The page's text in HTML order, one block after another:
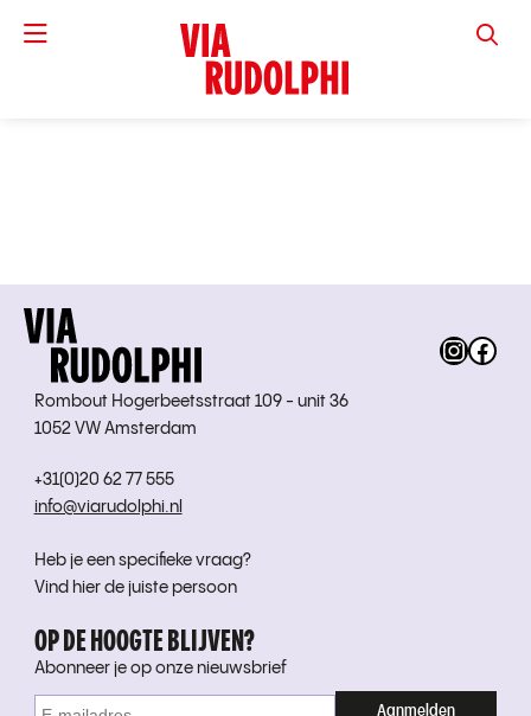
VIA
Rombout Hogerbeetsstraat 109 - unit 36
1052 VW Amsterdam
+31(0)20 62 77 555
info@viarudolphi.nl
Heb je een specifieke vraag?
Vind hier de juiste persoon
OP DE HOOGTE BLIJVEN?
Abonneer je op onze nieuwsbrief